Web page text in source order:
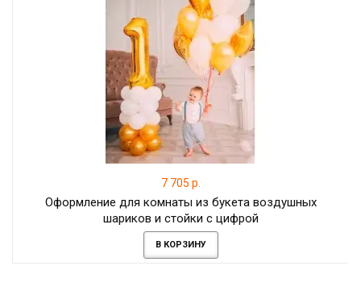
7 705 р.
Оформление для комнаты из букета воздушных
шариков и стойки с цифрой
В КОРЗИНУ